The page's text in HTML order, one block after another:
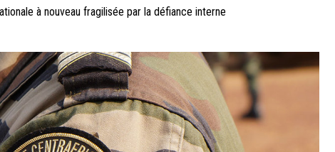
à nouveau fragilisée par la défiance interne